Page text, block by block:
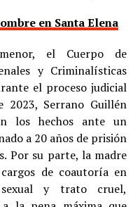
en Santa Elena
el Cuerpo de
y Criminalísticas
el proceso judicial
2023, Serrano Guillén
los hechos ante un
a 20 años de prisión
Por su parte, la madre
de coautoría en
sexual y trato cruel,